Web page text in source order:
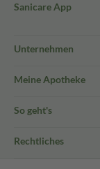
Sanicare App
Unternehmen
Meine Apotheke
So geht's
Rechtliches